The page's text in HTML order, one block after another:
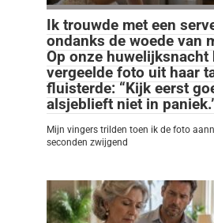
Ik trouwde met een
ondanks de woede van
Op onze huwelijksnacht
vergeelde foto uit haar
fluisterde: “Kijk eerst
alsjeblieft niet in
Mijn vingers trilden toen ik de foto
seconden zwijgend